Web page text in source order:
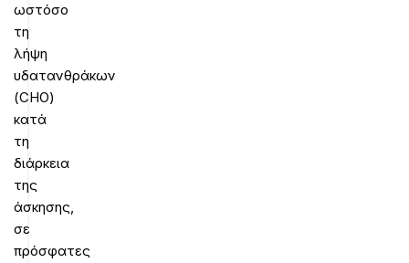
ωστόσο
τη
λήψη
υδατανθράκων
(CHO)
κατά
τη
διάρκεια
της
άσκησης,
σε
πρόσφατες